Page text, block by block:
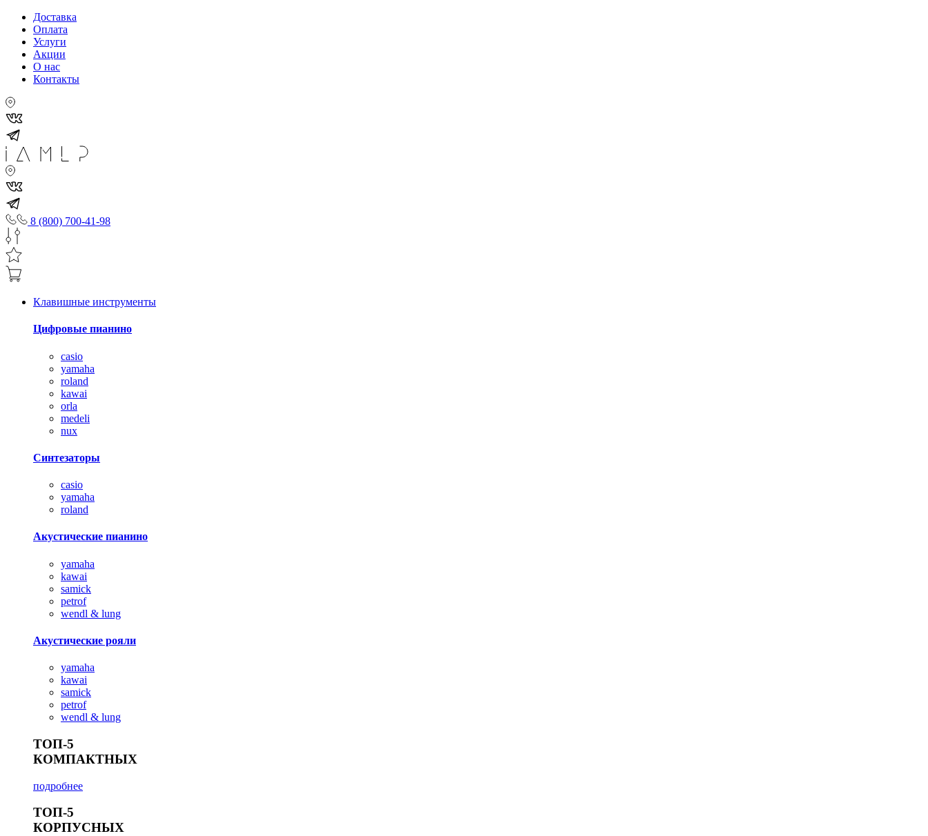
Доставка
Оплата
Услуги
Акции
О нас
Контакты
8 (800) 700-41-98
Клавишные инструменты
Цифровые пианино
casio
yamaha
roland
kawai
orla
medeli
nux
Синтезаторы
casio
yamaha
roland
Акустические пианино
yamaha
kawai
samick
petrof
wendl & lung
Акустические рояли
yamaha
kawai
samick
petrof
wendl & lung
ТОП-5
КОМПАКТНЫХ
подробнее
ТОП-5
КОРПУСНЫХ